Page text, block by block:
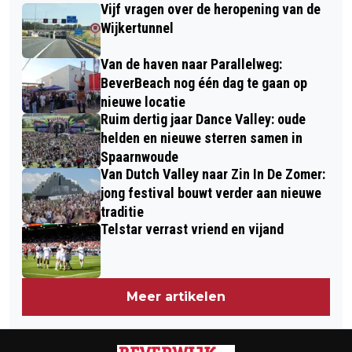
RIOOLWERKZAAMHEDEN
BREESTRAAT
Vijf vragen over de heropening van de
Wijkertunnel
Van de haven naar Parallelweg:
BeverBeach nog één dag te gaan op
nieuwe locatie
Ruim dertig jaar Dance Valley: oude
helden en nieuwe sterren samen in
Spaarnwoude
Van Dutch Valley naar Zin In De Zomer:
jong festival bouwt verder aan nieuwe
traditie
Telstar verrast vriend en vijand
Meer artikelen